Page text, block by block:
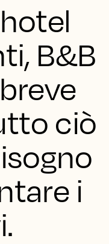
B&B
ciò
i